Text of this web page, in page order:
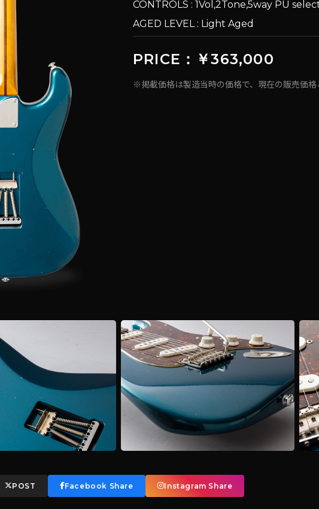
CONTROLS : 1Vol,2Tone,5way PU
AGED LEVEL : Light Aged
PRICE：￥363,000
※掲載価格は製造当時の価格で、現在の販売価格
POST Facebook Share Instagram Share